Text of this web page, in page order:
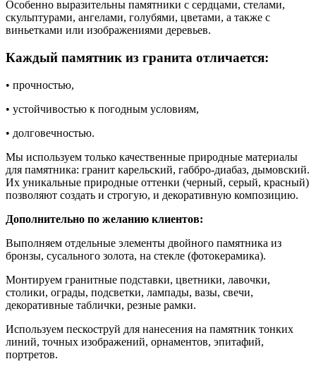
Особенно выразительны памятники с сердцами, стелами,
скульптурами, ангелами, голубями, цветами, а также с
виньетками или изображениями деревьев.
Каждый памятник из гранита отличается:
• прочностью,
• устойчивостью к погодным условиям,
• долговечностью.
Мы используем только качественные природные материалы
для памятника: гранит карельский, габбро-диабаз, дымовский.
Их уникальные природные оттенки (черный, серый, красный)
позволяют создать и строгую, и декоративную композицию.
Дополнительно по желанию клиентов:
Выполняем отдельные элементы двойного памятника из
бронзы, сусального золота, на стекле (фотокерамика).
Монтируем гранитные подставки, цветники, лавочки,
столики, ограды, подсветки, лампады, вазы, свечи,
декоративные таблички, резные рамки.
Используем пескоструй для нанесения на памятник тонких
линий, точных изображений, орнаментов, эпитафий,
портретов.